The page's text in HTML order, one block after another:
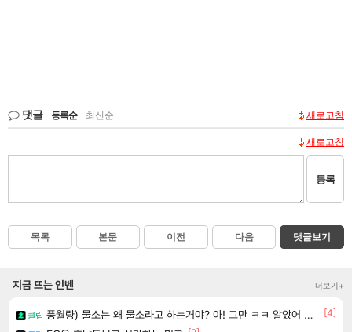
댓글 등록순 최신순 새로고침
새로고침
등록
목록 본문 이전 다음 댓글보기
지금 뜨는 인벤 더보기+
클립 풍월량) 물소는 왜 물소라고 하는거야? 아! 그만 ㅋㅋ 알았어 ㅋㅋ
[4]